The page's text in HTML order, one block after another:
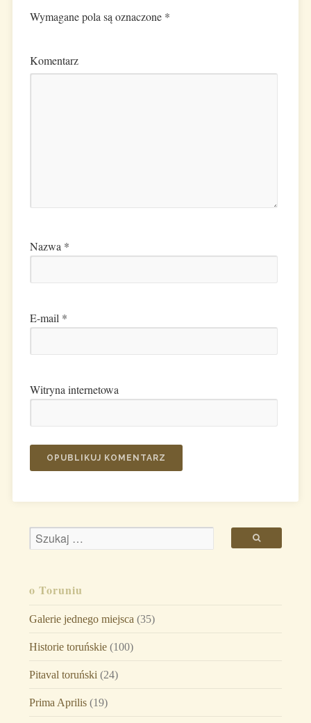
Wymagane pola są oznaczone *
Komentarz
Nazwa *
E-mail *
Witryna internetowa
o Toruniu
Galerie jednego miejsca (35)
Historie toruńskie(100)
Pitaval toruński (24)
Prima Aprilis(19)